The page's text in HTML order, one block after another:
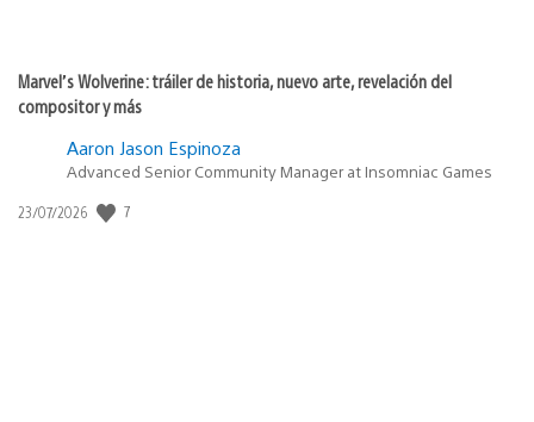
Marvel’s Wolverine: tráiler de historia, nuevo arte, revelación del
compositor y más
Aaron Jason Espinoza
Advanced Senior Community Manager at Insomniac Games
Fecha
23/07/2026 7